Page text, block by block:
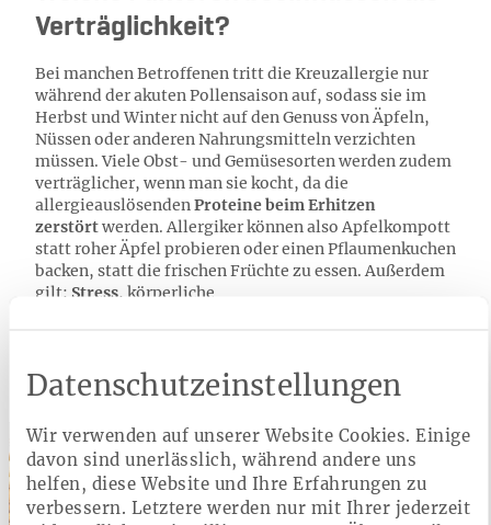
Datenschutzeinstellungen
Wir verwenden auf unserer Website Cookies. Einige
davon sind unerlässlich, während andere uns
helfen, diese Website und Ihre Erfahrungen zu
verbessern. Letztere werden nur mit Ihrer jederzeit
Verträglichkeit?
Bei manchen Betroffenen tritt die Kreuzallergie nur
während der akuten Pollensaison auf, sodass sie im
Herbst und Winter nicht auf den Genuss von Äpfeln,
Nüssen oder anderen Nahrungsmitteln verzichten
müssen. Viele Obst- und Gemüsesorten werden zudem
verträglicher, wenn man sie kocht, da die
allergieauslösendenProteine beim Erhitzen
zerstörtwerden. Allergiker können also Apfelkompott
statt roher Äpfel probieren oder einen Pflaumenkuchen
backen, statt die frischen Früchte zu essen. Außerdem
gilt: Stress, körperliche
Leistungen der Heimat Krankenkasse
Gesunde Ernährung online